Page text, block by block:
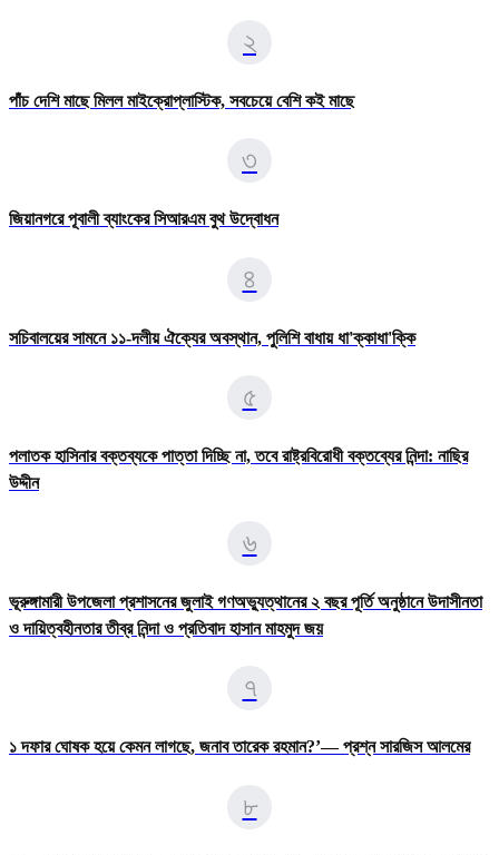
২
পাঁচ দেশি মাছে মিলল মাইক্রোপ্লাস্টিক, সবচেয়ে বেশি কই মাছে
৩
জিয়ানগরে পূবালী ব্যাংকের সিআরএম বুথ উদ্বোধন
৪
সচিবালয়ের সামনে ১১-দলীয় ঐক্যের অবস্থান, পুলিশি বাধায় ধা'ক্কাধা'ক্কি
৫
পলাতক হাসিনার বক্তব্যকে পাত্তা দিচ্ছি না, তবে রাষ্ট্রবিরোধী বক্তব্যের নিন্দা: নাছির
উদ্দীন
৬
ভূরুঙ্গামারী উপজেলা প্রশাসনের জুলাই গণঅভ্যুত্থানের ২ বছর পূর্তি অনুষ্ঠানে উদাসীনতা
ও দায়িত্বহীনতার তীব্র নিন্দা ও প্রতিবাদ হাসান মাহমুদ জয়
৭
১ দফার ঘোষক হয়ে কেমন লাগছে, জনাব তারেক রহমান?’— প্রশ্ন সারজিস আলমের
৮